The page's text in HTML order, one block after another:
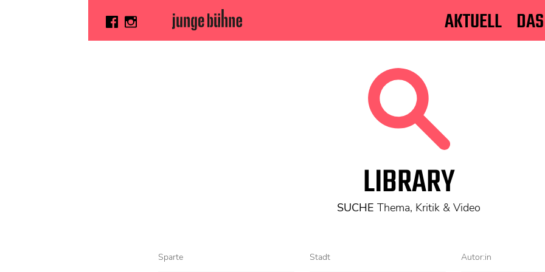
AKTUELL
LIBRARY
SUCHE Thema, Kritik & Video
Sparte Stadt Autor:in